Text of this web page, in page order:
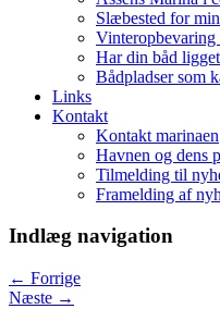
Slæbested for
Vinteropbevaring
Har din båd
Bådpladser som
Links
Kontakt
Kontakt marinaen
Havnen og dens
Tilmelding til
Framelding af
Indlæg navigation
← Forrige
Næste →